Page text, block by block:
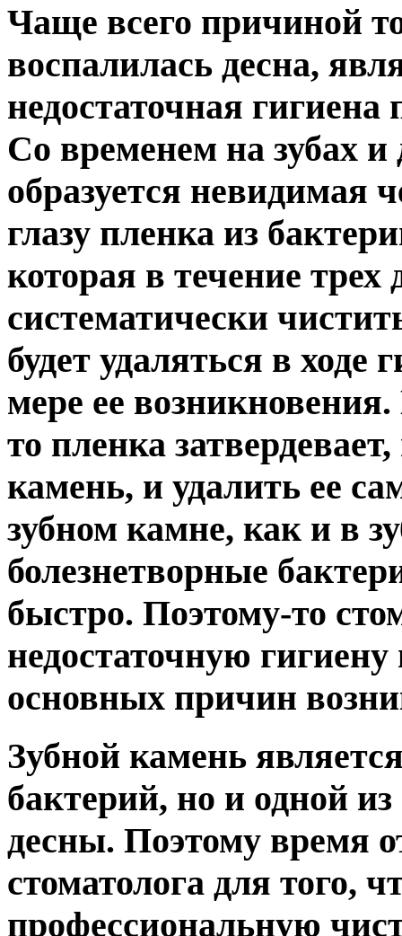
Чаще всего причиной
воспалилась десна,
недостаточная гигиена
Со временем на зубах и
образуется невидимая
глазу пленка из
которая в течение трех
систематически
будет удаляться в ходе
мере ее
то пленка
камень, и удалить ее
зубном камне, как и в
болезнетворные
быстро. Поэтому-то
недостаточную
основных причин
Зубной камень
бактерий, но и одной
десны. Поэтому время
стоматолога для того,
профессиональную